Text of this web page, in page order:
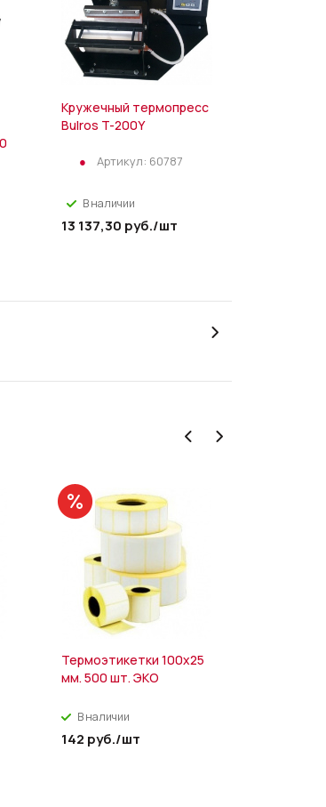
Кружечный термопресс
Bulros T-200Y
Артикул: 60787
В наличии
13 137,30 руб./шт
Термоэтикетки 100х25
мм. 500 шт. ЭКО
В наличии
142 руб./шт